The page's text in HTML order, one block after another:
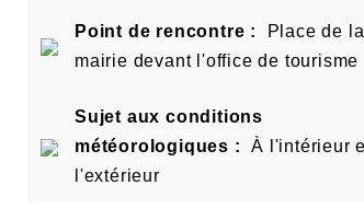
Point de rencontre :
Place de la
mairie devant l'office de tourisme
Sujet aux conditions
météorologiques :
À l'intérieur
l'extérieur